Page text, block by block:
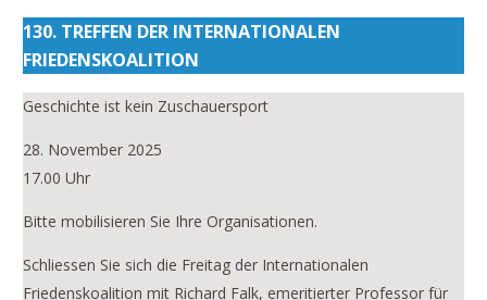
130. TREFFEN DER INTERNATIONALEN
FRIEDENSKOALITION
Geschichte ist kein Zuschauersport
28. November 2025
17.00 Uhr
Bitte mobilisieren Sie Ihre Organisationen.
Schliessen Sie sich die Freitag der Internationalen
Friedenskoalition mit Richard Falk, emeritierter Professor für